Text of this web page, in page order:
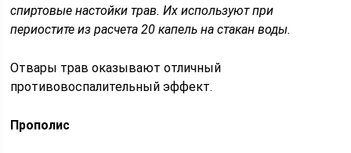
спиртовые настойки трав. Их используют при
периостите из расчета 20 капель на стакан воды.
Отвары трав оказывают отличный
противовоспалительный эффект.
Прополис